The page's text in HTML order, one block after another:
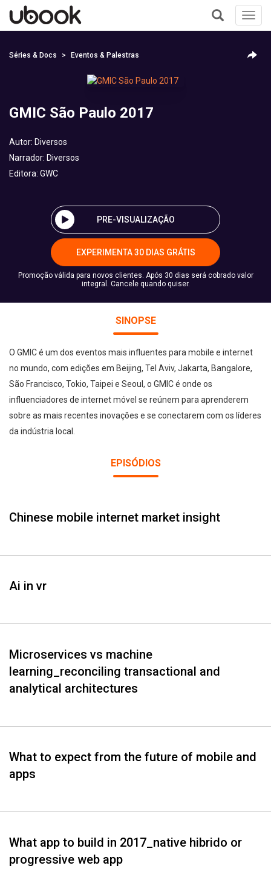
+
Séries & Docs Eventos & Palestras
GMIC São Paulo 2017
Autor: Diversos
Narrador: Diversos
Editora: GWC
PRE-VISUALIZAÇÃO
EXPERIMENTA 30 DIAS GRÁTIS
Promoção válida para novos clientes. Após 30 dias será cobrado valor
integral. Cancele quando quiser.
SINOPSE
O GMIC é um dos eventos mais influentes para mobile e internet
no mundo, com edições em Beijing, Tel Aviv, Jakarta, Bangalore,
São Francisco, Tokio, Taipei e Seoul, o GMIC é onde os
influenciadores de internet móvel se reúnem para aprenderem
sobre as mais recentes inovações e se conectarem com os líderes
da indústria local.
EPISÓDIOS
Chinese mobile internet market insight
Ai in vr
Microservices vs machine
learning_reconciling transactional and
analytical architectures
What to expect from the future of mobile and
apps
What app to build in 2017_native hibrido or
progressive web app